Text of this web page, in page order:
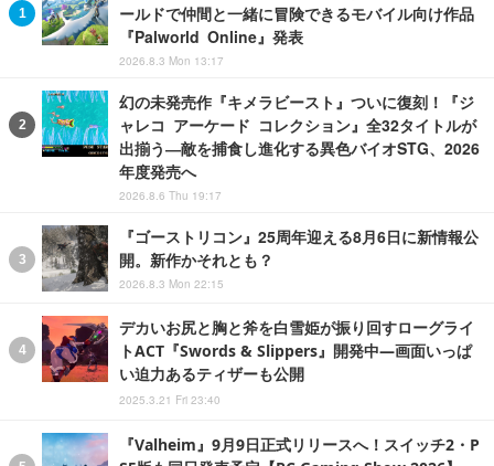
ールドで仲間と一緒に冒険できるモバイル向け作品
『Palworld Online』発表
2026.8.3 Mon 13:17
幻の未発売作『キメラビースト』ついに復刻！『ジ
ャレコ アーケード コレクション』全32タイトルが
出揃う―敵を捕食し進化する異色バイオSTG、2026
年度発売へ
2026.8.6 Thu 19:17
『ゴーストリコン』25周年迎える8月6日に新情報公
開。新作かそれとも？
2026.8.3 Mon 22:15
デカいお尻と胸と斧を白雪姫が振り回すローグライ
トACT『Swords & Slippers』開発中―画面いっぱ
い迫力あるティザーも公開
2025.3.21 Fri 23:40
『Valheim』9月9日正式リリースへ！スイッチ2・P